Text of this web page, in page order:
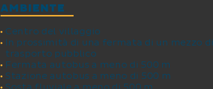
AMBIENTE
Centro del villaggio
In prossimità di una fermata di un mezzo di
trasporto pubblico
Fermata autobus a meno di 500 m
Stazione autobus a meno di 500 m